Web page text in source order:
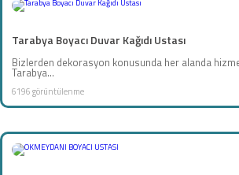
Tarabya Boyacı Duvar Kağıdı Ustası
Bizlerden dekorasyon konusunda her alanda
Tarabya...
6196 görüntülenme